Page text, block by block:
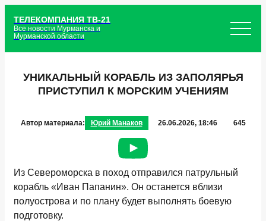
ТЕЛЕКОМПАНИЯ ТВ-21
Все новости Мурманска и
Мурманской области
УНИКАЛЬНЫЙ КОРАБЛЬ ИЗ ЗАПОЛЯРЬЯ
ПРИСТУПИЛ К МОРСКИМ УЧЕНИЯМ
Автор материала: Юрий Манаков 26.06.2026, 18:46 645
Из Североморска в поход отправился патрульный
корабль «Иван Папанин». Он останется вблизи
полуострова и по плану будет выполнять боевую
подготовку.